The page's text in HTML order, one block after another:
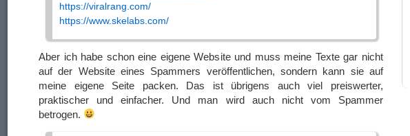
https://viralrang.com/
https://www.skelabs.com/
Aber ich habe schon eine eigene Website und muss meine Texte gar nicht
auf der Website eines Spammers veröffentlichen, sondern kann sie auf
meine eigene Seite packen. Das ist übrigens auch viel preiswerter,
praktischer und einfacher. Und man wird auch nicht vom Spammer
betrogen.